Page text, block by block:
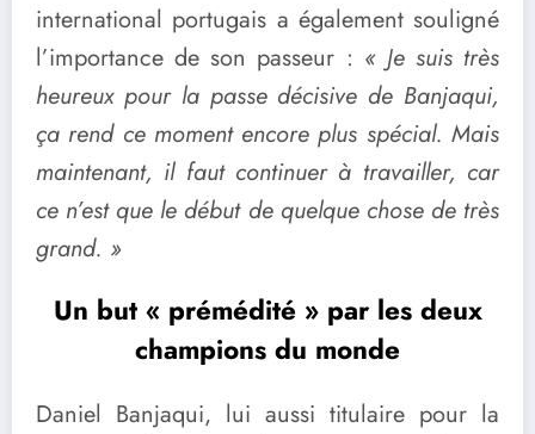
international portugais a également souligné
l’importance de son passeur : « Je suis très
heureux pour la passe décisive de Banjaqui,
ça rend ce moment encore plus spécial. Mais
maintenant, il faut continuer à travailler, car
ce n’est que le début de quelque chose de très
grand. »
Un but « prémédité » par les deux
champions du monde
Daniel Banjaqui, lui aussi titulaire pour la